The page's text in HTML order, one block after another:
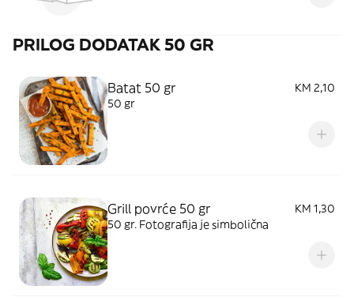
PRILOG DODATAK 50 GR
Batat 50 gr
KM 2,10
50 gr
Grill povrće 50 gr
KM 1,30
50 gr. Fotografija je simbolična